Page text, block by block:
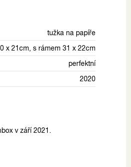
tužka na papíře
x 21cm, s rámem 31 x 22cm
perfektní
2020
v září 2021.